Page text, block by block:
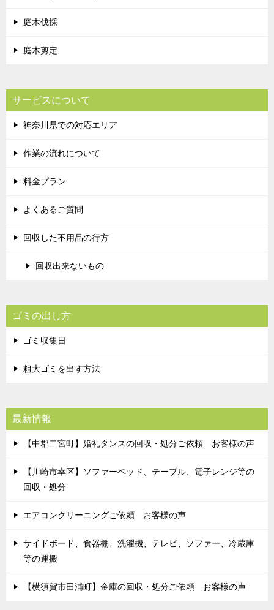
庭木伐採
庭木剪定
サービスについて
神奈川県での対応エリア
作業の流れについて
料金プラン
よくあるご質問
回収した不用品の行方
回収出来ないもの
ゴミの出し方
ゴミ収集日
粗大ゴミを出す方法
最新情報
【中郡二宮町】婚礼タンスの回収・処分ご依頼 お客様の声
【川崎市幸区】ソファーベッド、テーブル、電子レンジ等の
回収・処分
エアコンクリーニングご依頼 お客様の声
サイドボード、食器棚、洗濯機、テレビ、ソファー、冷蔵庫
等の運搬
【横須賀市田浦町】金庫の回収・処分ご依頼 お客様の声